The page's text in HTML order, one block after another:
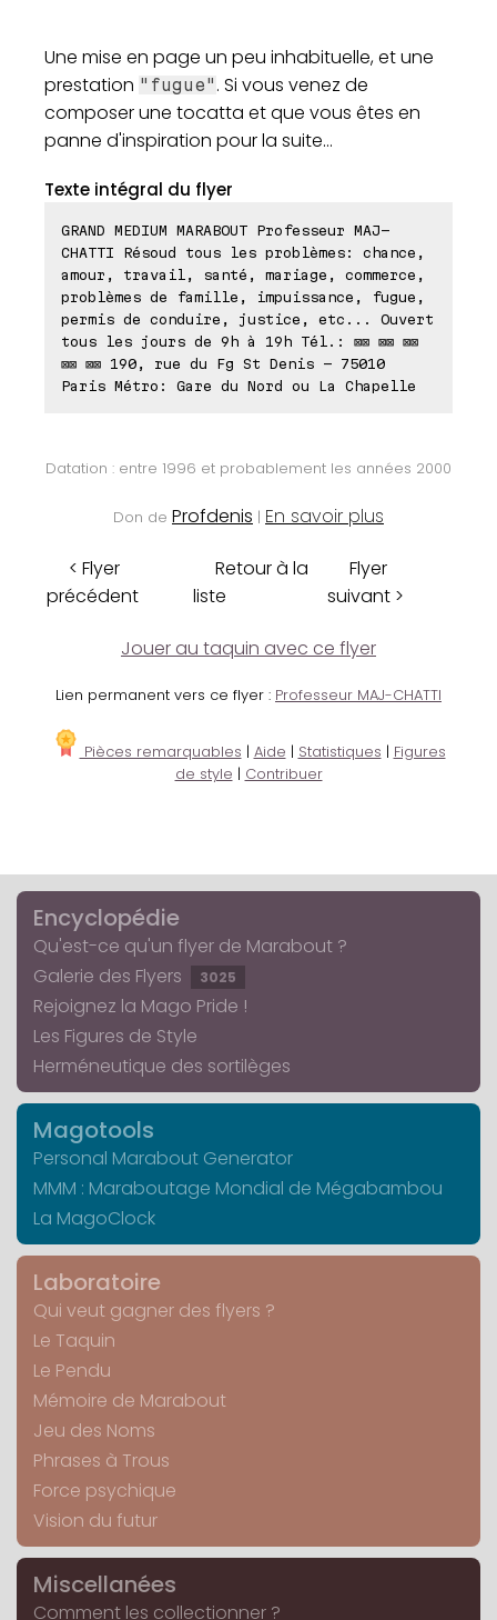
Une mise en page un peu inhabituelle, et une
prestation "fugue" . Si vous venez de
composer une tocatta et que vous êtes en
panne d'inspiration pour la suite...
Texte intégral du flyer
GRAND MEDIUM MARABOUT Professeur MAJ-
CHATTI Résoud tous les problèmes: chance,
amour, travail, santé, mariage, commerce,
problèmes de famille, impuissance, fugue,
permis de conduire, justice, etc... Ouvert
tous les jours de 9h à 19h Tél.: ⊠⊠ ⊠⊠ ⊠⊠
⊠⊠ ⊠⊠ 190, rue du Fg St Denis - 75010
Paris Métro: Gare du Nord ou La Chapelle
Datation : entre 1996 et probablement les années 2000
Don de Profdenis | En savoir plus
< Flyer
précédent
Retour à la
liste
Flyer
suivant >
Jouer au taquin avec ce flyer
Lien permanent vers ce flyer : Professeur MAJ-CHATTI
Pièces remarquables | Aide | Statistiques | Figures
de style | Contribuer
Encyclopédie
Qu'est-ce qu'un flyer de Marabout ?
Galerie des Flyers
3025
Rejoignez la Mago Pride !
Les Figures de Style
Herméneutique des sortilèges
Magotools
Personal Marabout Generator
MMM : Maraboutage Mondial de Mégabambou
La MagoClock
Laboratoire
Qui veut gagner des flyers ?
Le Taquin
Le Pendu
Mémoire de Marabout
Jeu des Noms
Phrases à Trous
Force psychique
Vision du futur
Miscellanées
Comment les collectionner ?